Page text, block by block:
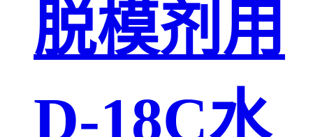
脱模剂用
D-18C水